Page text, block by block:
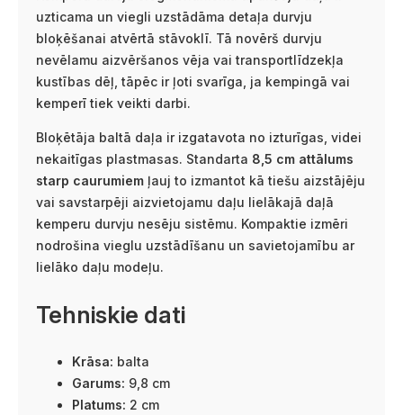
uzticama un viegli uzstādāma detaļa durvju
bloķēšanai atvērtā stāvoklī. Tā novērš durvju
nevēlamu aizvēršanos vēja vai transportlīdzekļa
kustības dēļ, tāpēc ir ļoti svarīga, ja kempingā vai
kemperī tiek veikti darbi.
Bloķētāja baltā daļa ir izgatavota no izturīgas, videi
nekaitīgas plastmasas. Standarta 8,5 cm attālums
starp caurumiem ļauj to izmantot kā tiešu aizstājēju
vai savstarpēji aizvietojamu daļu lielākajā daļā
kemperu durvju nesēju sistēmu. Kompaktie izmēri
nodrošina vieglu uzstādīšanu un savietojamību ar
lielāko daļu modeļu.
Tehniskie dati
Krāsa: balta
Garums: 9,8 cm
Platums: 2 cm